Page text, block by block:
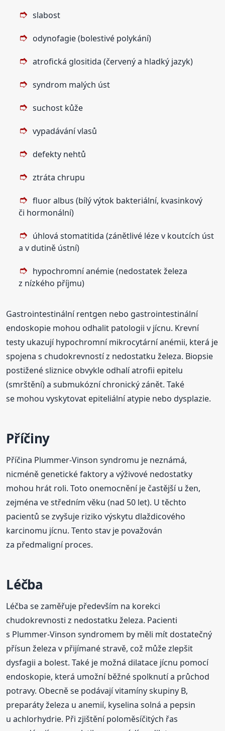
slabost
odynofagie (bolestivé polykání)
atrofická glositida (červený a hladký jazyk)
syndrom malých úst
suchost kůže
vypadávání vlasů
defekty nehtů
ztráta chrupu
fluor albus (bílý výtok bakteriální, kvasinkový
či hormonální)
úhlová stomatitida (zánětlivé léze v koutcích úst
a v dutině ústní)
hypochromní anémie (nedostatek železa
z nízkého příjmu)
Gastrointestinální rentgen nebo gastrointestinální
endoskopie mohou odhalit patologii v jícnu. Krevní
testy ukazují hypochromní mikrocytární anémii, která je
spojena s chudokrevností z nedostatku železa. Biopsie
postižené sliznice obvykle odhalí atrofii epitelu
(smrštění) a submukózní chronický zánět. Také
se mohou vyskytovat epiteliální atypie nebo dysplazie.
Příčiny
Příčina Plummer-Vinson syndromu je neznámá,
nicméně genetické faktory a výživové nedostatky
mohou hrát roli. Toto onemocnění je častější u žen,
zejména ve středním věku (nad 50 let). U těchto
pacientů se zvyšuje riziko výskytu dlaždicového
karcinomu jícnu. Tento stav je považován
za předmaligní proces.
Léčba
Léčba se zaměřuje především na korekci
chudokrevnosti z nedostatku železa. Pacienti
s Plummer-Vinson syndromem by měli mít dostatečný
přísun železa v přijímané stravě, což může zlepšit
dysfagii a bolest. Také je možná dilatace jícnu pomocí
endoskopie, která umožní běžné spolknutí a průchod
potravy. Obecně se podávají vitamíny skupiny B,
preparáty železa u anemií, kyselina solná a pepsin
u achlorhydrie. Při zjištění poloměsíčitých řas